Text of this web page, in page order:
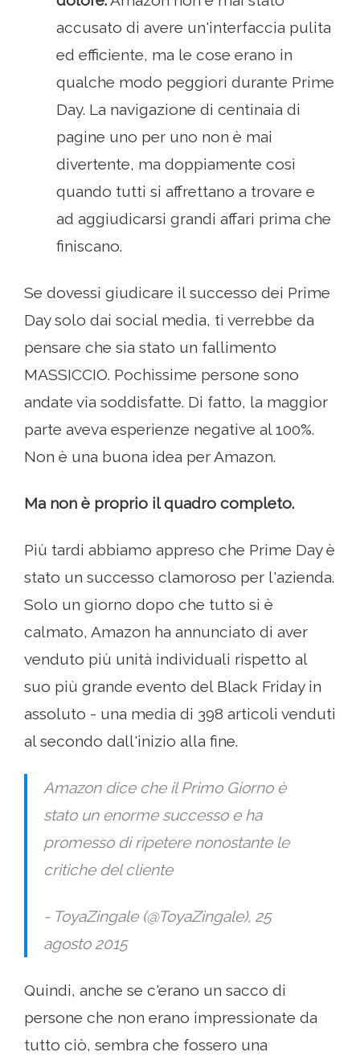
accusato di avere un'interfaccia pulita
ed efficiente, ma le cose erano in
qualche modo peggiori durante Prime
Day. La navigazione di centinaia di
pagine uno per uno non è mai
divertente, ma doppiamente così
quando tutti si affrettano a trovare e
ad aggiudicarsi grandi affari prima che
finiscano.
Se dovessi giudicare il successo dei Prime
Day solo dai social media, ti verrebbe da
pensare che sia stato un fallimento
MASSICCIO. Pochissime persone sono
andate via soddisfatte. Di fatto, la maggior
parte aveva esperienze negative al 100%.
Non è una buona idea per Amazon.
Ma non è proprio il quadro completo.
Più tardi abbiamo appreso che Prime Day è
stato un successo clamoroso per l'azienda.
Solo un giorno dopo che tutto si è
calmato, Amazon ha annunciato di aver
venduto più unità individuali rispetto al
suo più grande evento del Black Friday in
assoluto - una media di 398 articoli venduti
al secondo dall'inizio alla fine.
Amazon dice che il Primo Giorno è
stato un enorme successo e ha
promesso di ripetere nonostante le
critiche del cliente
- ToyaZingale (@ToyaZingale), 25
agosto 2015
Quindi, anche se c'erano un sacco di
persone che non erano impressionate da
tutto ciò, sembra che fossero una